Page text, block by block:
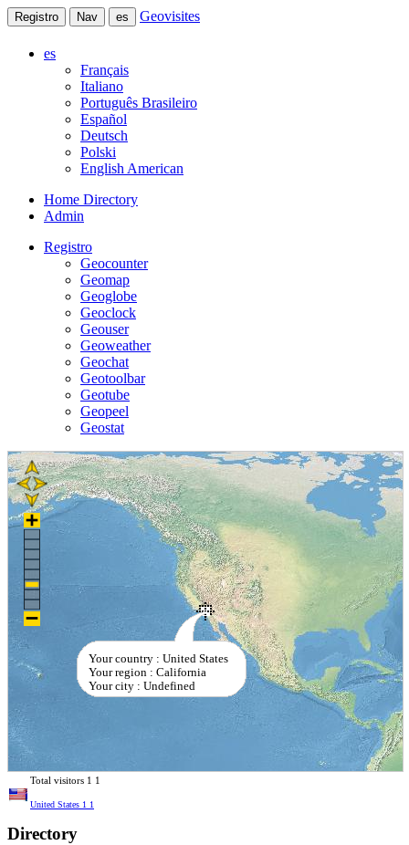
Registro Nav es Geovisites
es
Français
Italiano
Português Brasileiro
Español
Deutsch
Polski
English American
Home Directory
Admin
Registro
Geocounter
Geomap
Geoglobe
Geoclock
Geouser
Geoweather
Geochat
Geotoolbar
Geotube
Geopeel
Geostat
Your country : United States
Your region : California
Your city : Undefined
Total visitors 1 1
United States 1 1
Directory